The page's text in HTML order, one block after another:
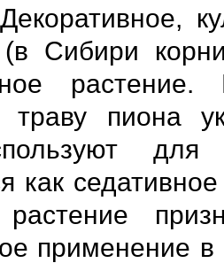
Декоративное,
Сибири
траву пиона
для
как
применение